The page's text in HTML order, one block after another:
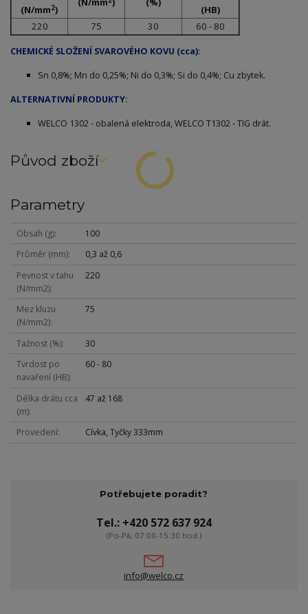
(N/mm2)
(HB)
220
75 30 60 - 80
CHEMICKÉ SLOŽENÍ SVAROVÉHO KOVU (cca):
Sn 0,8%; Mn do 0,25%; Ni do 0,3%; Si do 0,4%; Cu zbytek.
ALTERNATIVNÍ PRODUKTY:
WELCO 1302 - obalená elektroda, WELCO T1302 - TIG drát.
Původ zboží
Parametry
Obsah (g)
100
Průměr (mm)
0,3 až 0,6
Pevnost v tahu
(N/mm2)
220
Mez kluzu
(N/mm2)
75
Tažnost (%)
30
Tvrdost po
navaření (HB)
60 - 80
Délka drátu cca
(m)
47 až 168
Provedení Cívka, Tyčky 333mm
Potřebujete poradit?
Tel.: +420 572 637 924
(Po-Pá, 07:00-15:30 hod.)
info@welco.cz